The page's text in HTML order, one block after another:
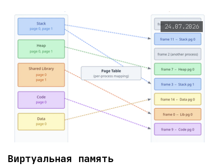
24.07.2026
Виртуальная память